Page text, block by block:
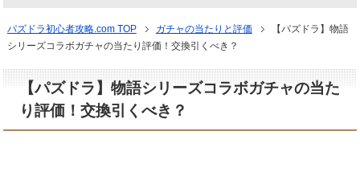
パズドラ初心者攻略.com TOP ガチャの当たりと評価
【パズドラ】物語
シリーズコラボガチャの当たり評価！交換引くべき？
【パズドラ】物語シリーズコラボガチャの当た
り評価！交換引くべき？